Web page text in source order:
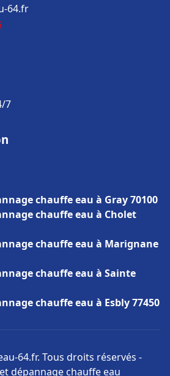
64.fr
7
chauffe eau à Gray 70100
chauffe eau à Cholet
chauffe eau à Marignane
chauffe eau à Sainte
chauffe eau à Esbly 77450
64.fr. Tous droits réservés -
dépannage chauffe eau